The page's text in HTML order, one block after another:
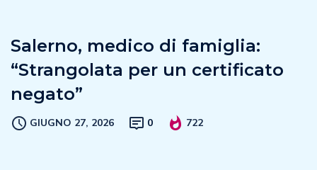
Salerno, medico di famiglia:
“Strangolata per un certificato
negato”
GIUGNO 27, 2026 0 722